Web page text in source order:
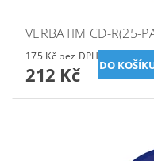
VERBATIM CD-R(25-
175 Kč bez DPH
212 Kč